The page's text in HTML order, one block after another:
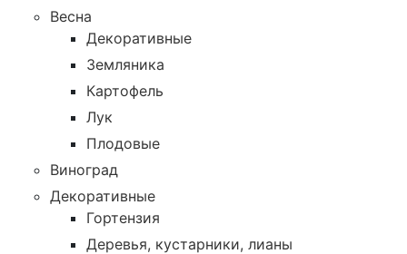
Весна
Декоративные
Земляника
Картофель
Лук
Плодовые
Виноград
Декоративные
Гортензия
Деревья, кустарники, лианы